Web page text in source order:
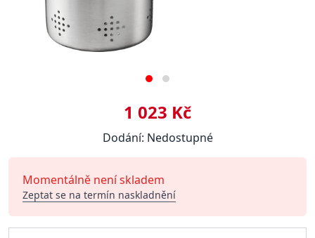
1 023 Kč
Dodání: Nedostupné
Momentálně není skladem
Zeptat se na termín naskladnění